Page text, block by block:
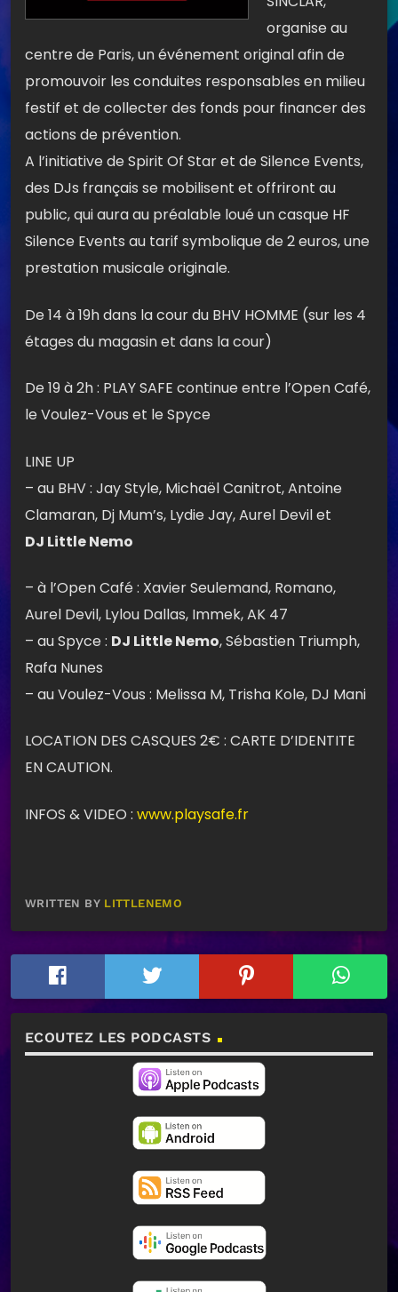
organise au
centre de Paris, un événement original afin de
promouvoir les conduites responsables en milieu
festif et de collecter des fonds pour financer des
actions de prévention.
A l’initiative de Spirit Of Star et de Silence Events,
des DJs français se mobilisent et offriront au
public, qui aura au préalable loué un casque HF
Silence Events au tarif symbolique de 2 euros, une
prestation musicale originale.
De 14 à 19h dans la cour du BHV HOMME (sur les 4
étages du magasin et dans la cour)
De 19 à 2h : PLAY SAFE continue entre l’Open Café,
le Voulez-Vous et le Spyce
LINE UP
– au BHV : Jay Style, Michaël Canitrot, Antoine
Clamaran, Dj Mum’s, Lydie Jay, Aurel Devil et
DJ Little Nemo
– à l’Open Café : Xavier Seulemand, Romano,
Aurel Devil, Lylou Dallas, Immek, AK 47
– au Spyce : DJ Little Nemo, Sébastien Triumph,
Rafa Nunes
– au Voulez-Vous : Melissa M, Trisha Kole, DJ Mani
LOCATION DES CASQUES 2€ : CARTE D’IDENTITE
EN CAUTION.
INFOS & VIDEO : www.playsafe.fr
WRITTEN BY LITTLENEMO
ECOUTEZ LES PODCASTS